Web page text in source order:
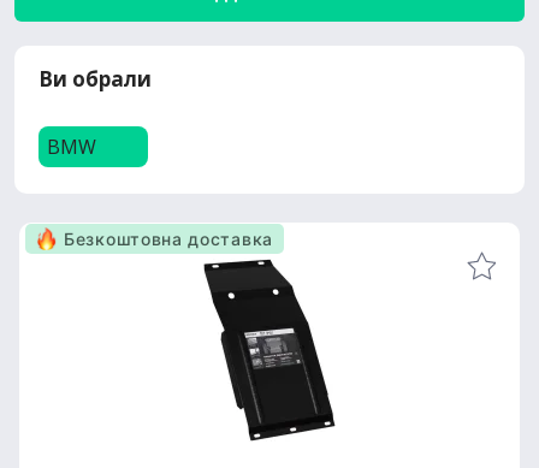
Ви обрали
BMW
Безкоштовна доставка